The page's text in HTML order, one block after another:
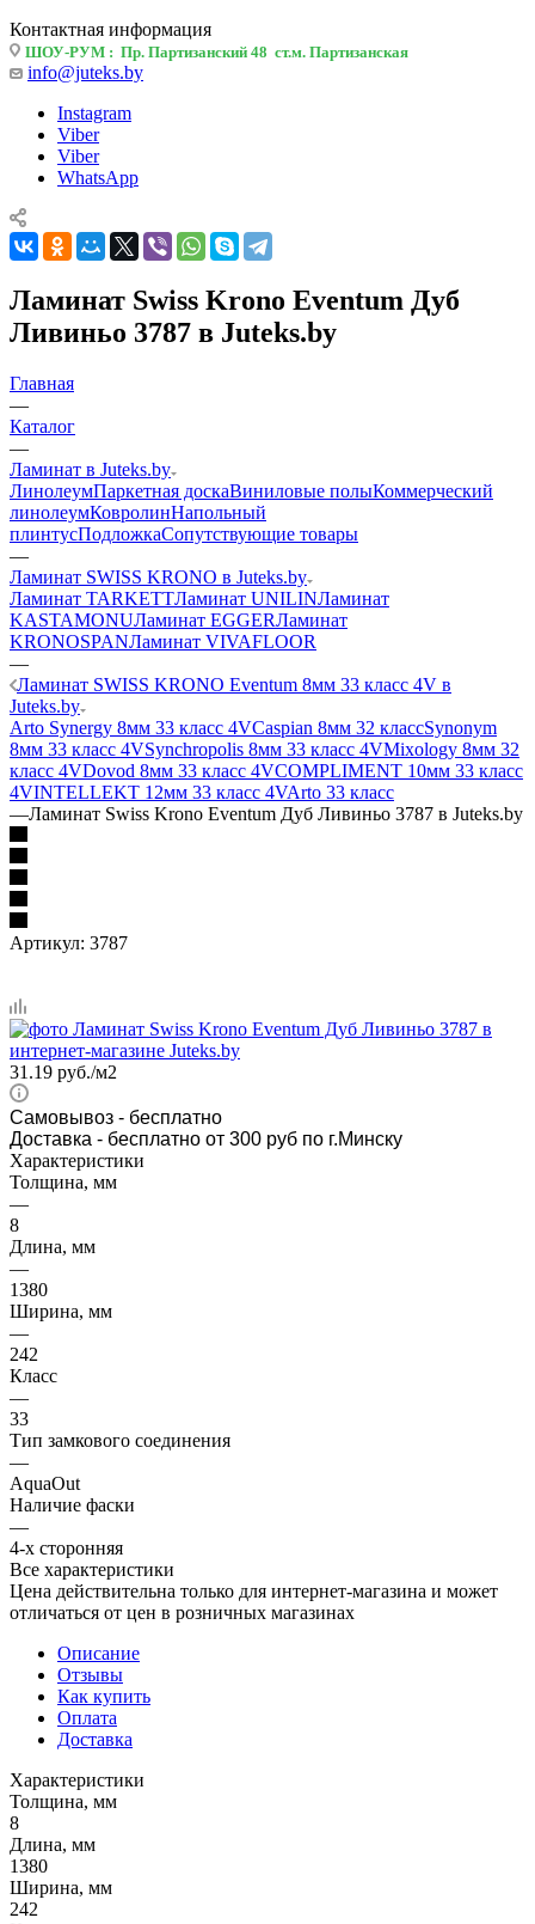
Контактная информация
ШОУ-РУМ : Пр. Партизанский 48 ст.м. Партизанская
info@juteks.by
Instagram
Viber
Viber
WhatsApp
Ламинат Swiss Krono Eventum Дуб
Ливиньо 3787 в Juteks.by
Главная
—
Каталог
—
Ламинат в Juteks.by
ЛинолеумПаркетная доскаВиниловые полыКоммерческий
линолеумКовролинНапольный
плинтусПодложкаСопутствующие товары
—
Ламинат SWISS KRONO в Juteks.by
Ламинат TARKETTЛаминат UNILINЛаминат
KASTAMONUЛаминат EGGERЛаминат
KRONOSPANЛаминат VIVAFLOOR
—
Ламинат SWISS KRONO Eventum 8мм 33 класс 4V в
Juteks.by
Arto Synergy 8мм 33 класс 4VCaspian 8мм 32 классSynonym
8мм 33 класс 4VSynchropolis 8мм 33 класс 4VMixology 8мм 32
класс 4VDovod 8мм 33 класс 4VCOMPLIMENT 10мм 33 класс
4VINTELLEKT 12мм 33 класс 4VArto 33 класс
—Ламинат Swiss Krono Eventum Дуб Ливиньо 3787 в Juteks.by
Артикул: 3787
31.19 руб./м2
Самовывоз - бесплатно
Доставка - бесплатно от 300 руб по г.Минску
Характеристики
Толщина, мм
—
8
Длина, мм
—
1380
Ширина, мм
—
242
Класс
—
33
Тип замкового соединения
—
AquaOut
Наличие фаски
—
4-х сторонняя
Все характеристики
Цена действительна только для интернет-магазина и может
отличаться от цен в розничных магазинах
Описание
Отзывы
Как купить
Оплата
Доставка
Характеристики
Толщина, мм
8
Длина, мм
1380
Ширина, мм
242